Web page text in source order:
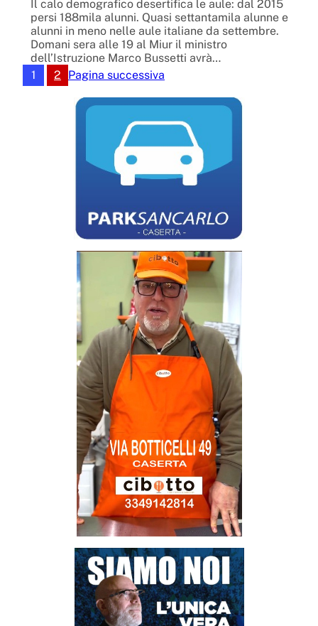
Il calo demografico desertifica le aule: dal 2015
persi 188mila alunni. Quasi settantamila alunne e
alunni in meno nelle aule italiane da settembre.
Domani sera alle 19 al Miur il ministro
dell’Istruzione Marco Bussetti avrà…
1
2 Pagina successiva